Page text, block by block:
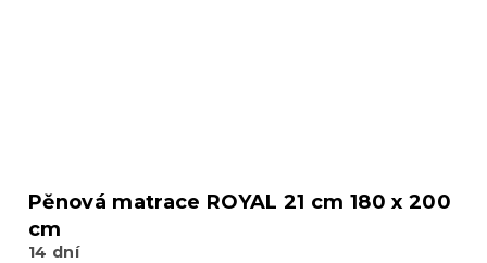
Pěnová matrace ROYAL 21 cm 180 x 200
cm
14 dní